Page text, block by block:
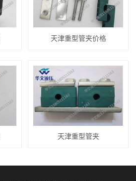
天津重型管夹价格
天津重型管夹